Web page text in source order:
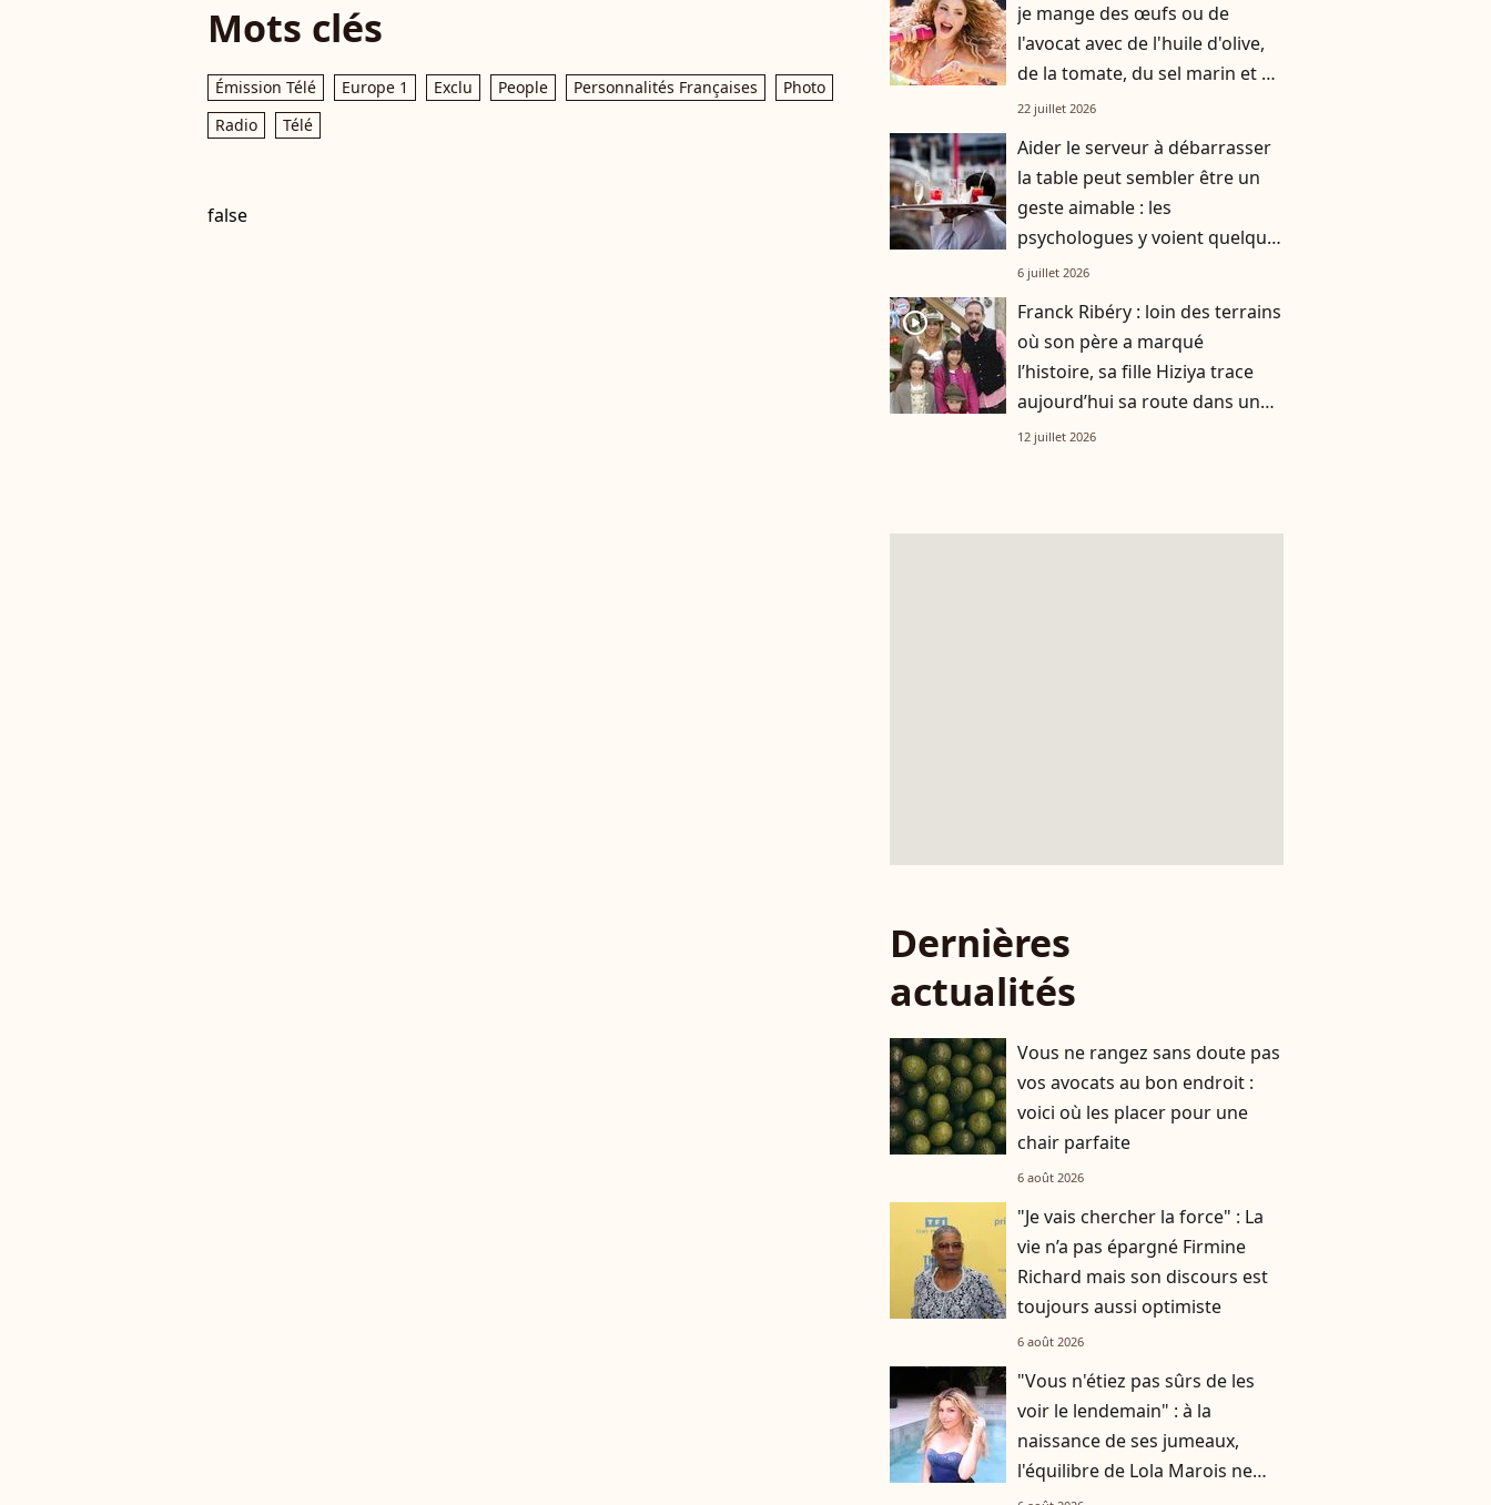
Mots clés
Émission Télé Europe 1 Exclu People Personnalités Françaises
Photo
Radio
Télé
false
je mange des œufs ou de
l'avocat avec de l'huile d'olive,
de la tomate, du sel marin et un
smoothie"
22 juillet 2026
Aider le serveur à débarrasser
la table peut sembler être un
geste aimable : les
psychologues y voient quelque
chose de bien plus profond.
6 juillet 2026
player2
Franck Ribéry : loin des terrains
où son père a marqué
l’histoire, sa fille Hiziya trace
aujourd’hui sa route dans un
tout autre univers
12 juillet 2026
Dernières
actualités
Vous ne rangez sans doute pas
vos avocats au bon endroit :
voici où les placer pour une
chair parfaite
6 août 2026
"Je vais chercher la force" : La
vie n’a pas épargné Firmine
Richard mais son discours est
toujours aussi optimiste
6 août 2026
"Vous n'étiez pas sûrs de les
voir le lendemain" : à la
naissance de ses jumeaux,
l'équilibre de Lola Marois ne